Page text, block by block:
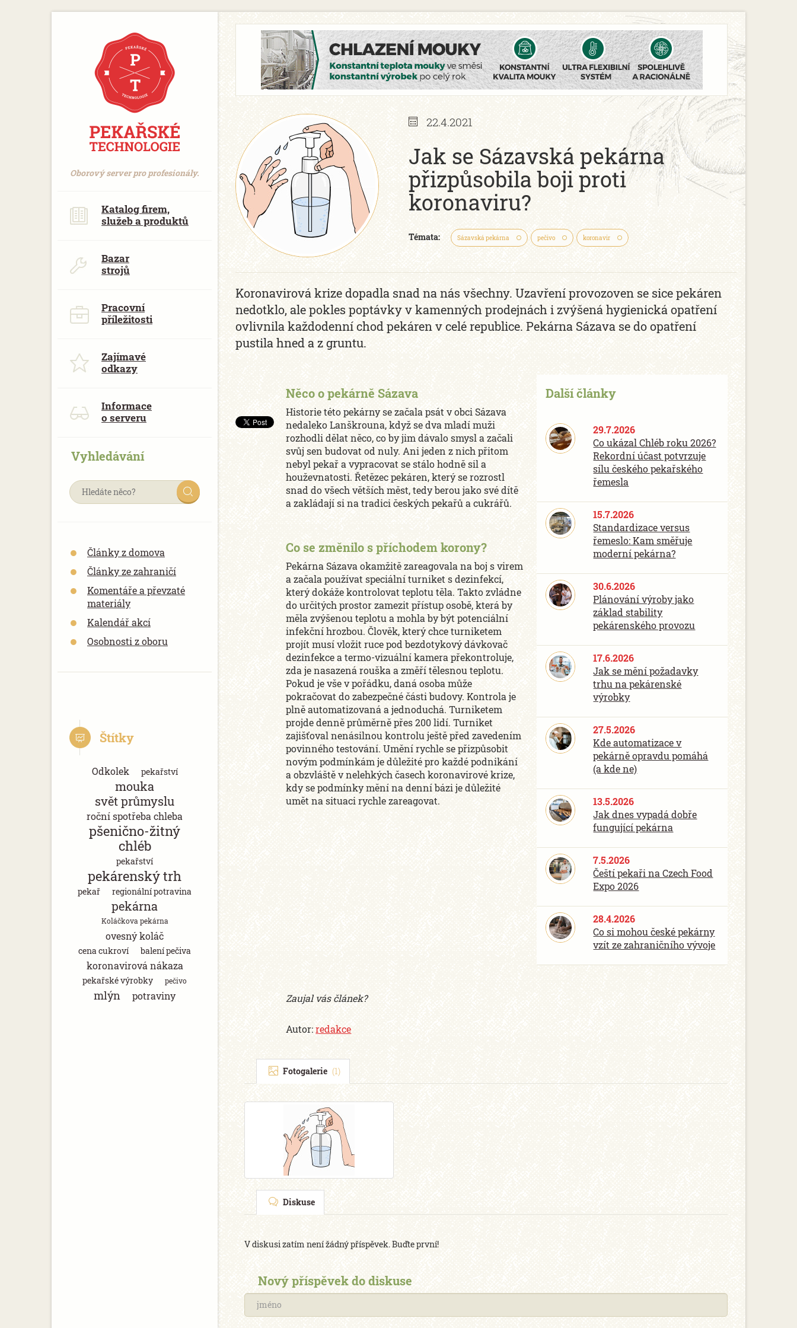
https://www.traditionrolex.com/18
Oborový server pro profesionály.
Katalog firem,
služeb a produktů
Bazar
strojů
Pracovní
příležitosti
Zajímavé
odkazy
Informace
o serveru
Vyhledávání
Články z domova
Články ze zahraničí
Komentáře a převzaté
materiály
Kalendář akcí
Osobnosti z oboru
Štítky
Odkolek pekařství
mouka
svět průmyslu
roční spotřeba chleba
pšenično-žitný
chléb
pekařství
pekárenský trh
pekař regionální potravina
pekárna
Koláčkova pekárna
ovesný koláč
cena cukroví balení pečiva
koronavirová nákaza
pekařské výrobky pečivo
mlýn potraviny
22.4.2021
Jak se Sázavská pekárna
přizpůsobila boji proti
koronaviru?
Témata: Sázavská pekárna pečivo koronavir
Koronavirová krize dopadla snad na nás všechny. Uzavření provozoven se sice pekáren
nedotklo, ale pokles poptávky v kamenných prodejnách i zvýšená hygienická opatření
ovlivnila každodenní chod pekáren v celé republice. Pekárna Sázava se do opatření
pustila hned a z gruntu.
Další články
29.7.2026
Co ukázal Chléb roku 2026?
Rekordní účast potvrzuje
sílu českého pekařského
řemesla
15.7.2026
Standardizace versus
řemeslo: Kam směřuje
moderní pekárna?
30.6.2026
Plánování výroby jako
základ stability
pekárenského provozu
17.6.2026
Jak se mění požadavky
trhu na pekárenské
výrobky
27.5.2026
Kde automatizace v
pekárně opravdu pomáhá
(a kde ne)
13.5.2026
Jak dnes vypadá dobře
fungující pekárna
7.5.2026
Čeští pekaři na Czech Food
Expo 2026
28.4.2026
Co si mohou české pekárny
vzít ze zahraničního vývoje
Něco o pekárně Sázava
Historie této pekárny se začala psát v obci Sázava
nedaleko Lanškrouna, když se dva mladí muži
rozhodli dělat něco, co by jim dávalo smysl a začali
svůj sen budovat od nuly. Ani jeden z nich přitom
nebyl pekař a vypracovat se stálo hodně sil a
houževnatosti. Řetězec pekáren, který se rozrostl
snad do všech větších měst, tedy berou jako své dítě
a zakládají si na tradici českých pekařů a cukrářů.
Co se změnilo s příchodem korony?
Pekárna Sázava okamžitě zareagovala na boj s virem
a začala používat speciální turniket s dezinfekcí,
který dokáže kontrolovat teplotu těla. Takto zvládne
do určitých prostor zamezit přístup osobě, která by
měla zvýšenou teplotu a mohla by být potenciální
infekční hrozbou. Člověk, který chce turniketem
projít musí vložit ruce pod bezdotykový dávkovač
dezinfekce a termo-vizuální kamera překontroluje,
zda je nasazená rouška a změří tělesnou teplotu.
Pokud je vše v pořádku, daná osoba může
pokračovat do zabezpečné části budovy. Kontrola je
plně automatizovaná a jednoduchá. Turniketem
projde denně průměrně přes 200 lidí. Turniket
zajišťoval nenásilnou kontrolu ještě před zavedením
povinného testování. Umění rychle se přizpůsobit
novým podmínkám je důležité pro každé podnikání
a obzvláště v nelehkých časech koronavirové krize,
kdy se podmínky mění na denní bázi je důležité
umět na situaci rychle zareagovat.
Zaujal vás článek?
Autor:redakce
Fotogalerie (1)
Diskuse
V diskusi zatím není žádný příspěvek. Buďte první!
Nový příspěvek do diskuse